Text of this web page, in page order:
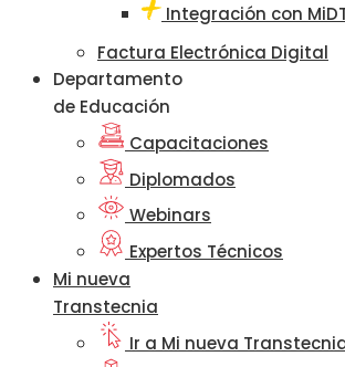
Integración con
Factura Electrónica Digital
Departamento
de Educación
Capacitaciones
Diplomados
Webinars
Expertos Técnicos
Mi nueva
Transtecnia
Ir a Mi nueva